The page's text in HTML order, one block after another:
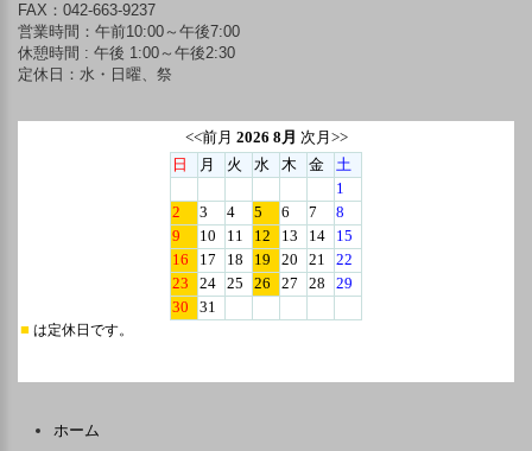
FAX：042-663-9237
営業時間：午前10:00～午後7:00
休憩時間 : 午後 1:00～午後2:30
定休日：水・日曜、祭
ホーム